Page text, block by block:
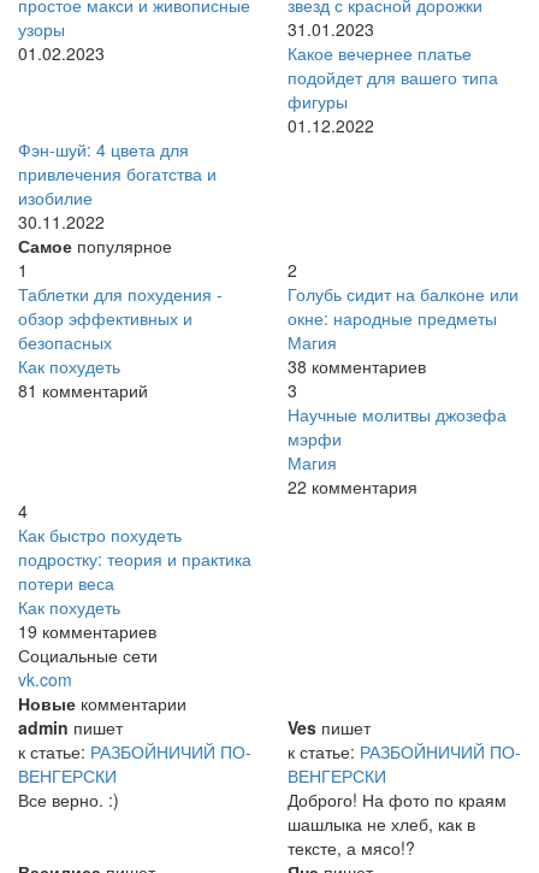
простое макси и живописные
узоры
01.02.2023
звезд с красной дорожки
31.01.2023
Какое вечернее платье
подойдет для вашего типа
фигуры
01.12.2022
Фэн-шуй: 4 цвета для
привлечения богатства и
изобилие
30.11.2022
Самое популярное
1
Таблетки для похудения -
обзор эффективных и
безопасных
Как похудеть
81 комментарий
2
Голубь сидит на балконе или
окне: народные предметы
Магия
38 комментариев
3
Научные молитвы джозефа
мэрфи
Магия
22 комментария
4
Как быстро похудеть
подростку: теория и практика
потери веса
Как похудеть
19 комментариев
Социальные сети
vk.com
Новые комментарии
admin пишет
к статье: РАЗБОЙНИЧИЙ ПО-
ВЕНГЕРСКИ
Все верно. :)
Ves пишет
к статье: РАЗБОЙНИЧИЙ ПО-
ВЕНГЕРСКИ
Доброго! На фото по краям
шашлыка не хлеб, как в
тексте, а мясо!?